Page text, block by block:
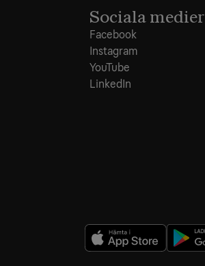
Sociala medier
Facebook
Instagram
YouTube
LinkedIn